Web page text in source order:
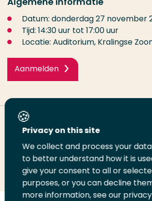
Datum: donderdag 27 november
Tijd: 14:30 uur tot 17:00 uur
Locatie: Auditorium, Kralingse
Aanmelden
Deel deze pagina
Deel
LinkedIn
Deel
op
Twitter
Deel
op
Facebook
Email
deze
pagina
Print
deze
pagina
Privacy on this site
We collect and process your
to better understand how it is
give your consent to all or
purposes, or you can decline
more information, see our